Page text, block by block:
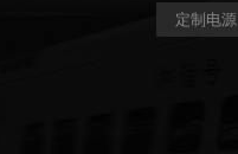
定制电源